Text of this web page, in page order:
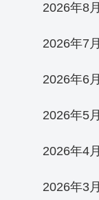
2026年8月
2026年7月
2026年6月
2026年5月
2026年4月
2026年3月